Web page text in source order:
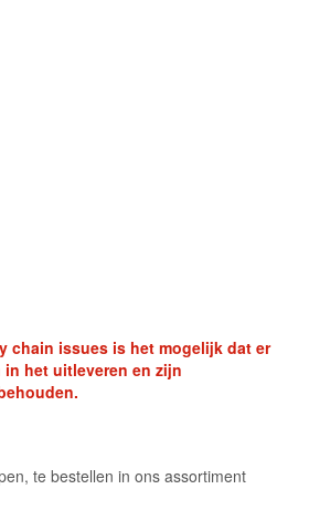
chain issues is het mogelijk dat er
het uitleveren en zijn
te bestellen in ons assortiment